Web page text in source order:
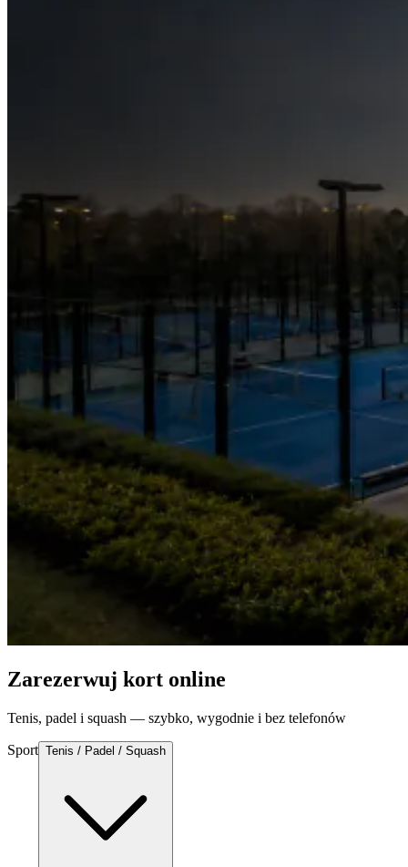
Zarezerwuj kort online
Tenis, padel i squash — szybko, wygodnie i bez telefonów
Sport Tenis / Padel / Squash